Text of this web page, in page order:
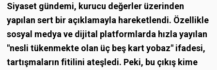
Siyaset gündemi, kurucu değerler üzerinden
yapılan sert bir açıklamayla hareketlendi. Özellikle
sosyal medya ve dijital platformlarda hızla yayılan
"nesli tükenmekte olan üç beş kart yobaz" ifadesi,
tartışmaların fitilini ateşledi. Peki, bu çıkış kime